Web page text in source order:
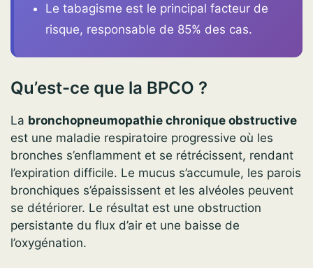
Le tabagisme est le principal facteur de
risque, responsable de 85% des cas.
Qu’est-ce que la BPCO ?
La bronchopneumopathie chronique obstructive
est une maladie respiratoire progressive où les
bronches s’enflamment et se rétrécissent, rendant
l’expiration difficile. Le mucus s’accumule, les parois
bronchiques s’épaississent et les alvéoles peuvent
se détériorer. Le résultat est une obstruction
persistante du flux d’air et une baisse de
l’oxygénation.